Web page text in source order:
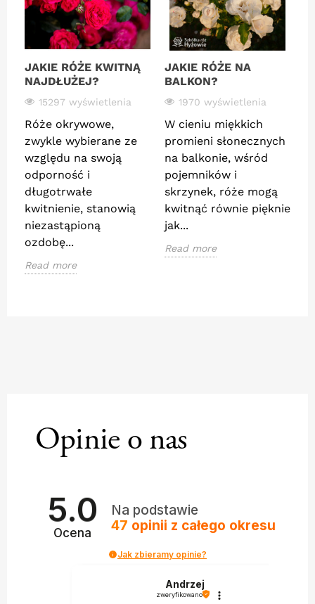
JAKIE RÓŻE KWITNĄ
NAJDŁUŻEJ?
15297 wyświetlenia
Róże okrywowe,
zwykle wybierane ze
względu na swoją
odporność i
długotrwałe
kwitnienie, stanowią
niezastąpioną
ozdobę...
Read more
JAKIE RÓŻE NA
BALKON?
1970 wyświetlenia
W cieniu miękkich
promieni słonecznych
na balkonie, wśród
pojemników i
skrzynek, róże mogą
kwitnąć równie pięknie
jak...
Read more
Opinie o nas
5.0
Ocena
Na podstawie
47 opinii z całego okresu
Jak zbieramy opinie?
Andrzej
zweryfikowano